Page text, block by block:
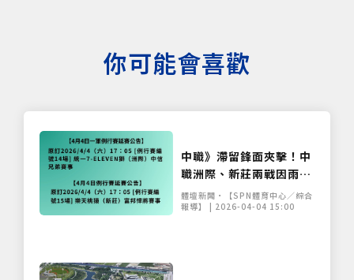
你可能會喜歡
中職》滯留鋒面夾擊！中
職洲際、新莊兩戰因雨停
賽 延至6/27原場地補戰
體壇新聞•【SPN體育中心／綜合
報導】 | 2026-04-04 15:00